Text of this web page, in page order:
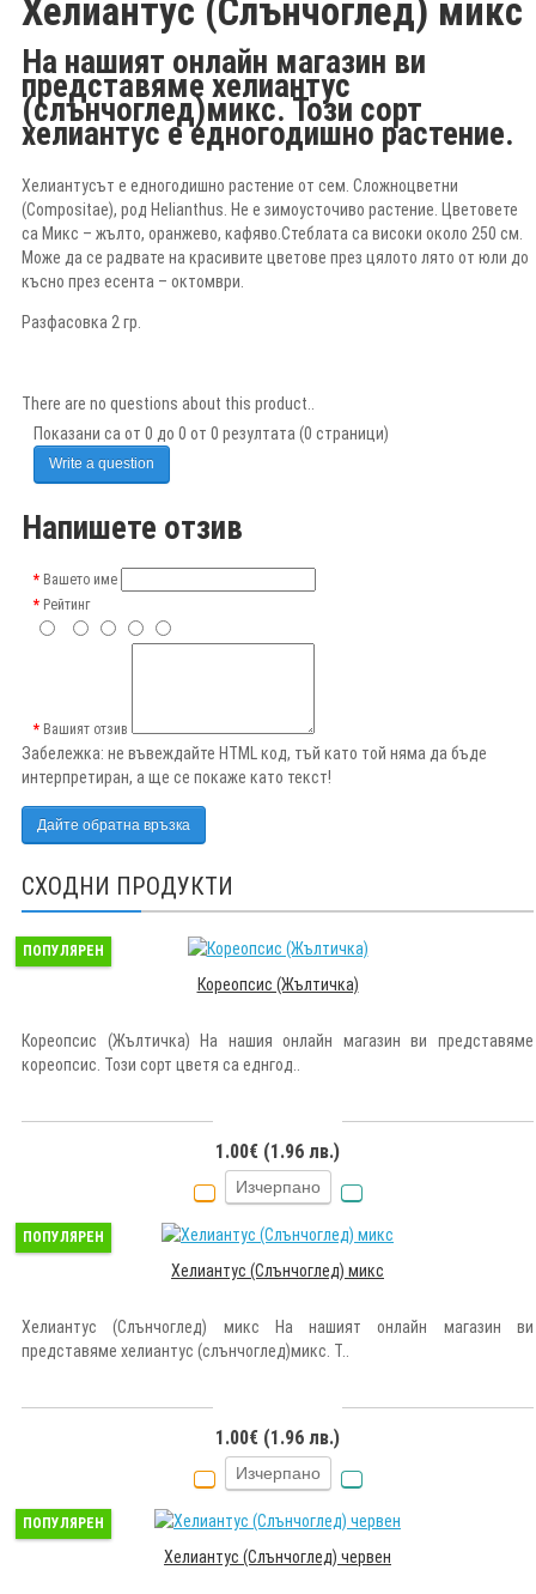
Хелиантус (Слънчоглед) микс
На нашият онлайн магазин ви
представяме хелиантус
(слънчоглед)микс. Този сорт
хелиантус е едногодишно растение.
Хелиантусът е едногодишно растение от сем. Сложноцветни
(Compositae), род Helianthus. Не е зимоусточиво растение. Цветовете
са Микс – жълто, оранжево, кафяво.Стеблата са високи около 250 см.
Може да се радвате на красивите цветове през цялото лято от юли до
късно през есента – октомври.
Разфасовка 2 гр.
There are no questions about this product..
Показани са от 0 до 0 от 0 резултата (0 страници)
Write a question
Напишете отзив
Вашето име
Рейтинг
Вашият отзив
Забележка: не въвеждайте HTML код, тъй като той няма да бъде
интерпретиран, а ще се покаже като текст!
Дайте обратна връзка
СХОДНИ ПРОДУКТИ
ПОПУЛЯРЕН
Кореопсис (Жълтичка)
Кореопсис (Жълтичка) На нашия онлайн магазин ви представяме
кореопсис. Този сорт цветя са еднгод..
1.00€ (1.96 лв.)
Изчерпано
ПОПУЛЯРЕН
Хелиантус (Слънчоглед) микс
Хелиантус (Слънчоглед) микс На нашият онлайн магазин ви
представяме хелиантус (слънчоглед)микс. Т..
1.00€ (1.96 лв.)
Изчерпано
ПОПУЛЯРЕН
Хелиантус (Слънчоглед) червен